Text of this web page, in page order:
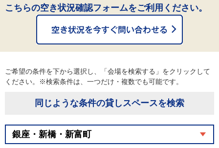
こちらの空き状況確認フォームをご利用ください。
ご希望の条件を下から選択し、「会場を検索する」をクリックして
ください。※検索条件は、一つだけ・複数でも可能です。
同じような条件の貸しスペースを検索